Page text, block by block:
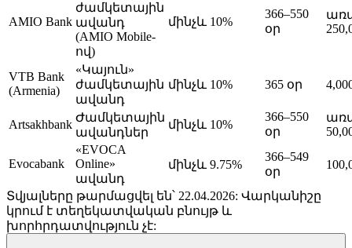
AMIO Bank
ժամկետային
ավանդ
(AMIO Mobile-
ով)
մինչև 10%
366–550
օր
VTB Bank
(Armenia)
«Կայուն»
ժամկետային
ավանդ
մինչև 10% 365 օր
Artsakhbank
Ժամկետային
ավանդներ
մինչև 10%
366–550
օր
Evocabank
«EVOCA
Online»
ավանդ
մինչև 9.75%
366–549
օր
Տվյալները թարմացվել են՝ 22.04.2026: Վարկանիշը
կրում է տեղեկատվական բնույթ և
խորհրդատվություն չէ: